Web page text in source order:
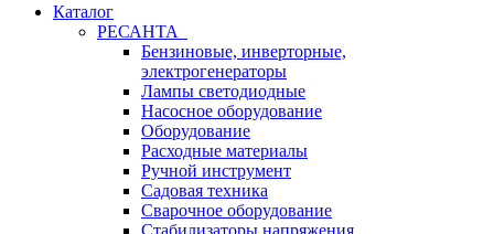
Каталог
РЕСАНТА
Бензиновые, инверторные,
электрогенераторы
Лампы светодиодные
Насосное оборудование
Оборудование
Расходные материалы
Ручной инструмент
Садовая техника
Сварочное оборудование
Стабилизаторы напряжения